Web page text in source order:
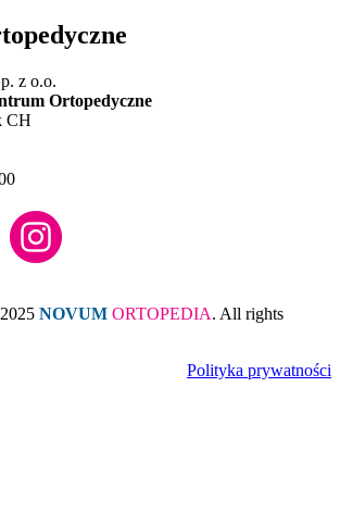
z o.o.
Ortopedyczne
CH
NOVUM ORTOPEDIA. All rights
Polityka prywatności